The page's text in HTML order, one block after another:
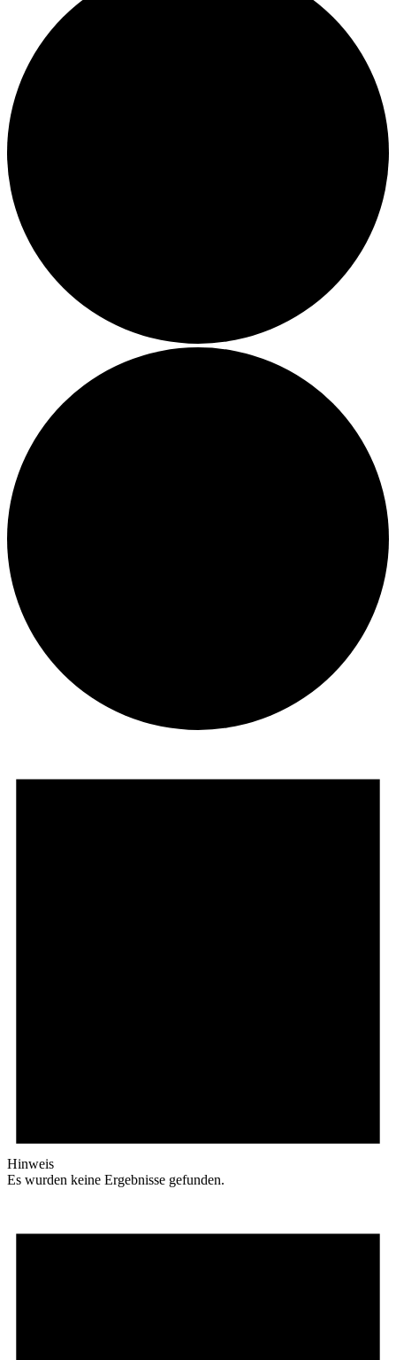
Hinweis
Es wurden keine Ergebnisse gefunden.